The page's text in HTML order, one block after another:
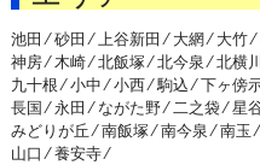
池田 ⁄砂田 ⁄上谷新田 ⁄ 大網 ⁄ 大竹 ⁄
神房 ⁄木崎 ⁄北飯塚 ⁄北今泉 ⁄北横
九十根 ⁄小中 ⁄小西 ⁄駒込 ⁄下ヶ傍
長国 ⁄永田 ⁄ ながた野 ⁄二之袋 ⁄星
みどりが丘 ⁄南飯塚 ⁄南今泉 ⁄南玉 ⁄
山口 ⁄養安寺 ⁄